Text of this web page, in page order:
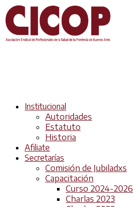
Institucional
Autoridades
Estatuto
Historia
Afiliate
Secretarías
Comisión de Jubiladxs
Capacitación
Curso 2024-2026
Charlas 2023